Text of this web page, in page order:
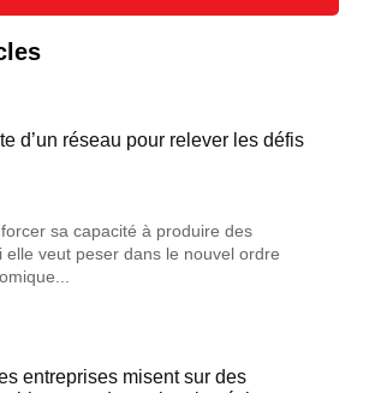
d’un réseau pour relever les défis
sa capacité à produire des
elle veut peser dans le nouvel ordre
entreprises misent sur des